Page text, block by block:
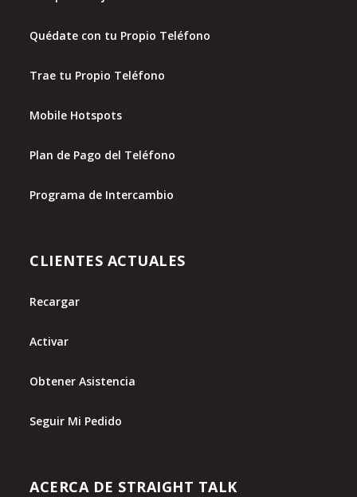
Quédate con tu Propio Teléfono
Trae tu Propio Teléfono
Mobile Hotspots
Plan de Pago del Teléfono
Programa de Intercambio
CLIENTES ACTUALES
Recargar
Activar
Obtener Asistencia
Seguir Mi Pedido
ACERCA DE STRAIGHT TALK